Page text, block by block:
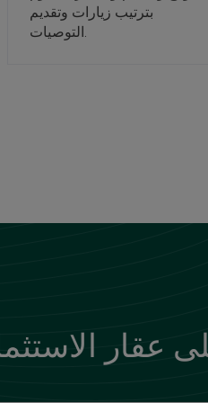
بترتيب زيارات وتقديم
التوصيات.
عقار